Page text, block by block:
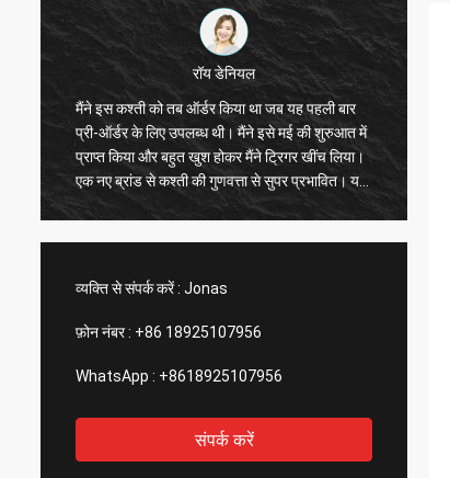
रॉय डेनियल
मैंने इस कश्ती को तब ऑर्डर किया था जब यह पहली बार
प्री-ऑर्डर के लिए उपलब्ध थी। मैंने इसे मई की शुरुआत में
प्राप्त किया और बहुत खुश होकर मैंने ट्रिगर खींच लिया।
एक नए ब्रांड से कश्ती की गुणवत्ता से सुपर प्रभावित। यह
तेज़, चलने योग्य है और इसमें एक्सेसरीज़ के लिए बहुत सारे
व्यक्ति से संपर्क करें : Jonas
फ़ोन नंबर : +86 18925107956
WhatsApp : +8618925107956
संपर्क करें